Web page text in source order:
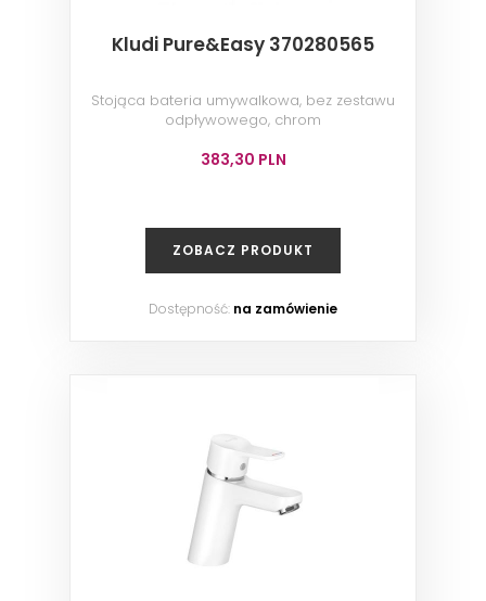
Kludi Pure&Easy 370280565
Stojąca bateria umywalkowa, bez zestawu
odpływowego, chrom
383,30 PLN
ZOBACZ PRODUKT
Dostępność: na zamówienie